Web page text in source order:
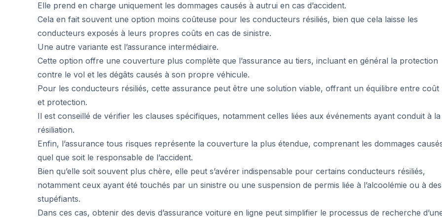
Elle prend en charge uniquement les dommages causés à autrui en cas d’accident.
Cela en fait souvent une option moins coûteuse pour les conducteurs résiliés, bien que cela laisse les
conducteurs exposés à leurs propres coûts en cas de sinistre.
Une autre variante est l’assurance intermédiaire.
Cette option offre une couverture plus complète que l’assurance au tiers, incluant en général la protection
contre le vol et les dégâts causés à son propre véhicule.
Pour les conducteurs résiliés, cette assurance peut être une solution viable, offrant un équilibre entre coût
et protection.
Il est conseillé de vérifier les clauses spécifiques, notamment celles liées aux événements ayant conduit à la
résiliation.
Enfin, l’assurance tous risques représente la couverture la plus étendue, comprenant les dommages
quel que soit le responsable de l’accident.
Bien qu’elle soit souvent plus chère, elle peut s’avérer indispensable pour certains conducteurs résiliés,
notamment ceux ayant été touchés par un sinistre ou une suspension de permis liée à l’alcoolémie ou à des
stupéfiants.
Dans ces cas, obtenir des devis d’assurance voiture en ligne peut simplifier le processus de recherche